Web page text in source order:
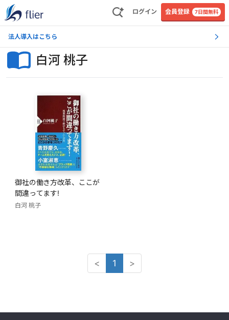
ログイン 会員登録 7日間無料
法人導入はこちら
白河 桃子
御社の働き方改革、ここが
間違ってます!
白河 桃子
< 1 >